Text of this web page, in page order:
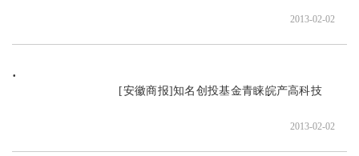
2013-02-02
2013-02-02